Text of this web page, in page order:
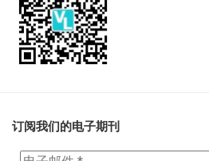
订阅我们的电子期刊